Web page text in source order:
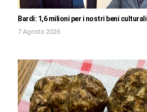
Bardi: 1,6 milioni per i nostri beni culturali
7 Agosto 2026